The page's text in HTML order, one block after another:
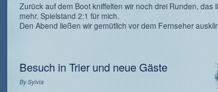
Zurück auf dem Boot kniffelten wir noch drei Runden, das
mehr. Spielstand 2:1 für mich.
Den Abend ließen wir gemütlich vor dem Fernseher
Besuch in Trier und neue Gäste
BySylvia